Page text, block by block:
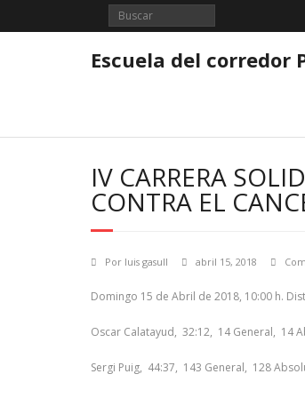
Escuela del corredor
IV CARRERA
CONTRA EL
Por luis gasull abril 15, 2018
Domingo 15 de Abril de 2018, 10:00 h.
Oscar Calatayud, 32:12, 14 General, 14
Sergi Puig, 44:37, 143 General, 128